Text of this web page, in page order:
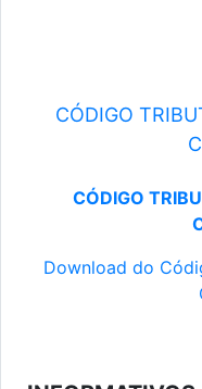
CÓDIGO
CÓDIGO
Download do